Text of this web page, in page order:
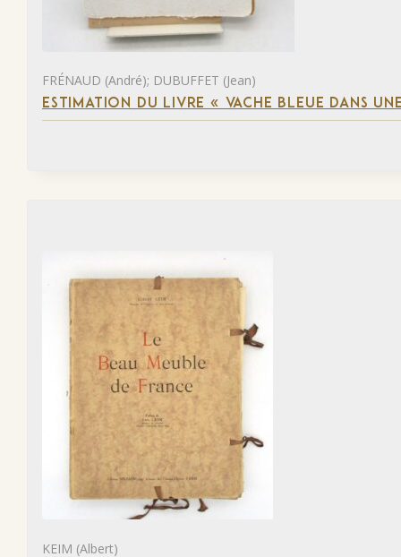
FRÉNAUD (André); DUBUFFET (Jean)
ESTIMATION DU LIVRE « VACHE BLEUE DANS
KEIM (Albert)